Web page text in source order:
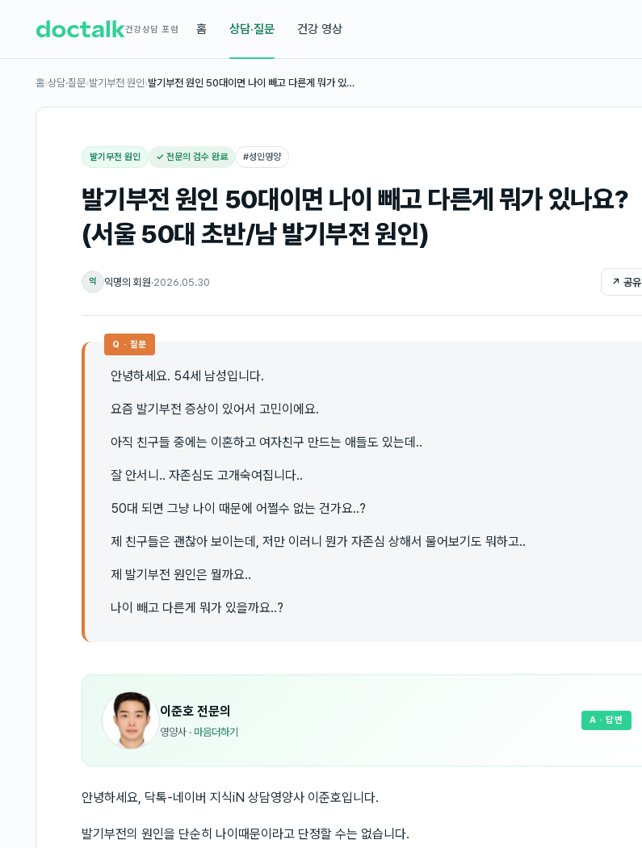
건강상담 포럼 홈 상담·질문 건강 영상
홈›상담·질문›발기부전 원인›발기부전 원인 50대이면 나이 빼고 다른게 뭐가 있…
발기부전 원인 ✓ 전문의 검수 완료 #성인영양
발기부전 원인 50대이면 나이 빼고 다른게 뭐가 있나요?
(서울 50대 초반/남 발기부전 원인)
익 익명의 회원·2026.05.30 ↗ 공유
Q · 질문
안녕하세요. 54세 남성입니다.
요즘 발기부전 증상이 있어서 고민이에요.
아직 친구들 중에는 이혼하고 여자친구 만드는 애들도 있는데..
잘 안서니.. 자존심도 고개숙여집니다..
50대 되면 그냥 나이 때문에 어쩔수 없는 건가요..?
제 친구들은 괜찮아 보이는데, 저만 이러니 뭔가 자존심 상해서 물어보기도 뭐하고..
제 발기부전 원인은 뭘까요..
나이 빼고 다른게 뭐가 있을까요..?
이준호 전문의
영양사 · 마음더하기
A · 답변
안녕하세요, 닥톡-네이버 지식iN 상담영양사 이준호입니다.
발기부전의 원인을 단순히 나이때문이라고 단정할 수는 없습니다.